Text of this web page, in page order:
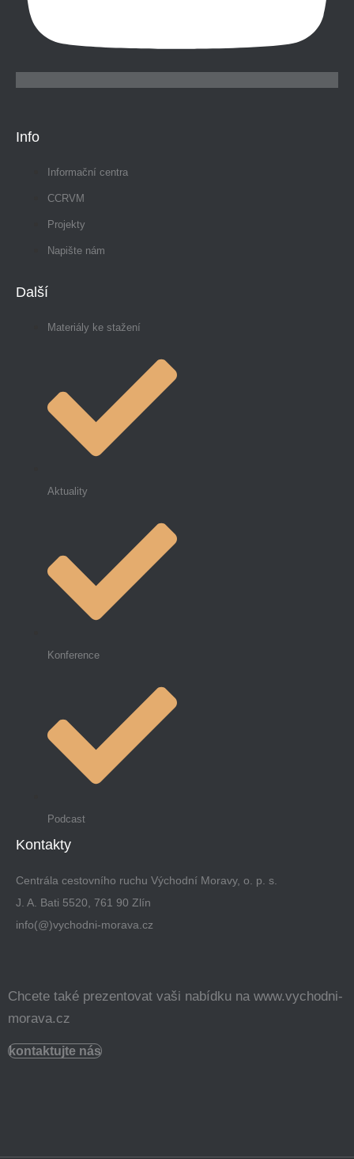
Info
Informační centra
CCRVM
Projekty
Napište nám
Další
Materiály ke stažení
Aktuality
Konference
Podcast
Kontakty
Centrála cestovního ruchu Východní Moravy, o. p. s.
J. A. Bati 5520, 761 90 Zlín
info(@)vychodni-morava.cz
Chcete také prezentovat vaši nabídku na www.vychodni-
morava.cz
kontaktujte nás